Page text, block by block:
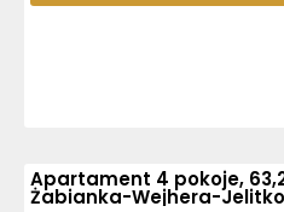
Apartament 4 pokoje,
Żabianka-Wejhera-